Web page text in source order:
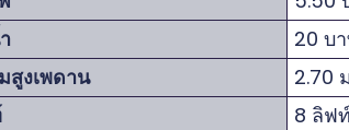
20 บ
สูงเพดาน
2.70
8 ลิฟ